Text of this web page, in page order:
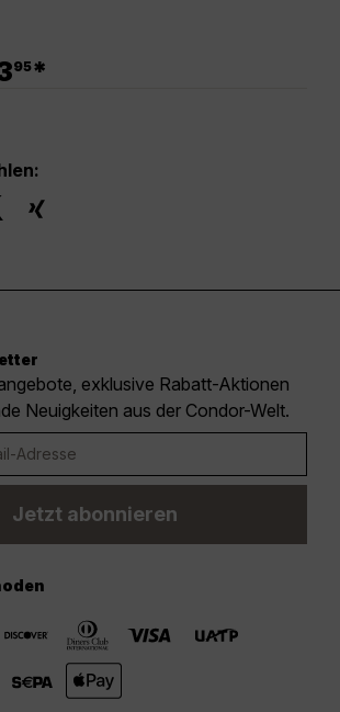
95*
exklusive Rabatt-Aktionen
Neuigkeiten aus der Condor-Welt.
Jetzt abonnieren